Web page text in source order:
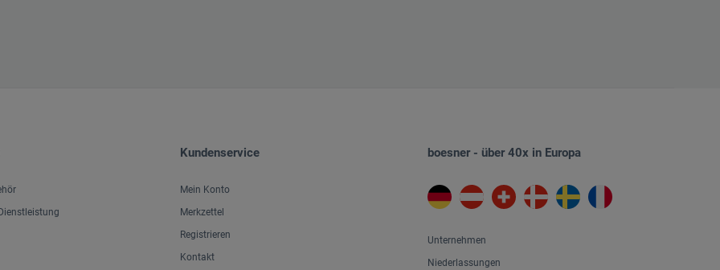
Kundenservice
Mein Konto
Merkzettel
Registrieren
Kontakt
boesner - über 40x in Europa
Unternehmen
Niederlassungen